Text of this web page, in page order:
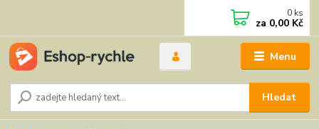
Menu
Hledat
0 ks
za 0,00 Kč